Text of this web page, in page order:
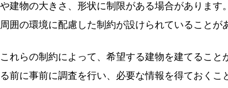
や建物の大きさ、形状に制限がある場合がありま
周囲の環境に配慮した制約が設けられていることが
これらの制約によって、希望する建物を建てるこ
る前に事前に調査を行い、必要な情報を得ておくこ